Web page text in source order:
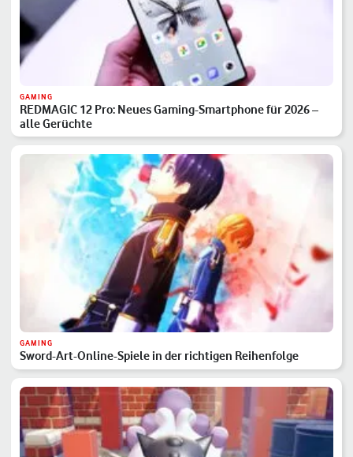
GAMING
REDMAGIC 12 Pro: Neues Gaming-Smartphone für 2026 –
alle Gerüchte
GAMING
Sword-Art-Online-Spiele in der richtigen Reihenfolge